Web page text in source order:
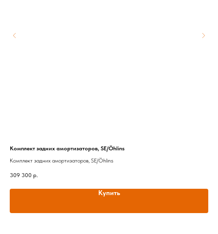
Комплект задних амортизаторов, SE/Öhlins
Комплект задних амортизаторов, SE/Öhlins
309 300 р.
Купить